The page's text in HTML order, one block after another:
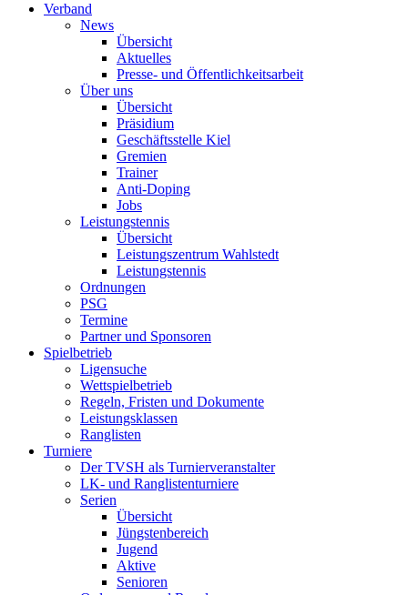
Verband
News
Übersicht
Aktuelles
Presse- und Öffentlichkeitsarbeit
Über uns
Übersicht
Präsidium
Geschäftsstelle Kiel
Gremien
Trainer
Anti-Doping
Jobs
Leistungstennis
Übersicht
Leistungszentrum Wahlstedt
Leistungstennis
Ordnungen
PSG
Termine
Partner und Sponsoren
Spielbetrieb
Ligensuche
Wettspielbetrieb
Regeln, Fristen und Dokumente
Leistungsklassen
Ranglisten
Turniere
Der TVSH als Turnierveranstalter
LK- und Ranglistenturniere
Serien
Übersicht
Jüngstenbereich
Jugend
Aktive
Senioren